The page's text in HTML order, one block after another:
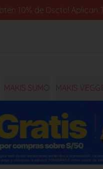
10% de Dscto! Aplican
MAKIS SUMO MAKIS